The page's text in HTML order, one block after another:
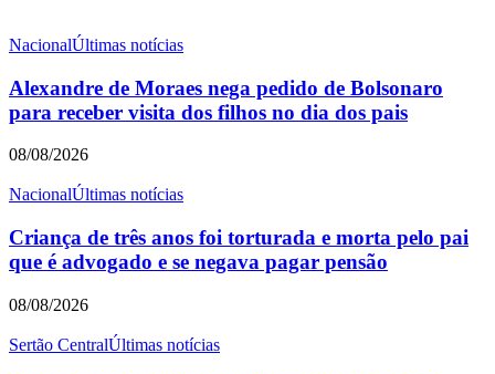
NacionalÚltimas notícias
Alexandre de Moraes nega pedido de Bolsonaro
para receber visita dos filhos no dia dos pais
08/08/2026
NacionalÚltimas notícias
Criança de três anos foi torturada e morta pelo pai
que é advogado e se negava pagar pensão
08/08/2026
Sertão CentralÚltimas notícias